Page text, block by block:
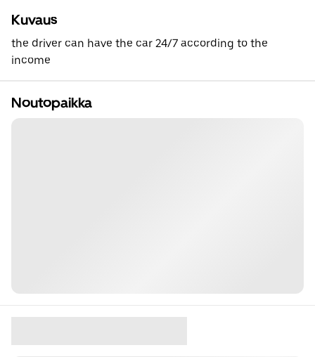
Kuvaus
the driver can have the car 24/7 according to the
income
Noutopaikka